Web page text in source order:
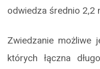
odwiedza średnio 2,2
Zwiedzanie możliwe
których łączna